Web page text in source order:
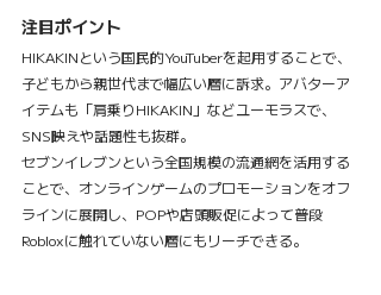
注目ポイント
HIKAKINという国民的YouTuberを起用することで、
子どもから親世代まで幅広い層に訴求。アバターア
イテムも「肩乗りHIKAKIN」などユーモラスで、
SNS映えや話題性も抜群。
セブンイレブンという全国規模の流通網を活用する
ことで、オンラインゲームのプロモーションをオフ
ラインに展開し、POPや店頭販促によって普段
Robloxに触れていない層にもリーチできる。